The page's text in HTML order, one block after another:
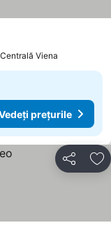
Viena
prețurile
Distribuiți